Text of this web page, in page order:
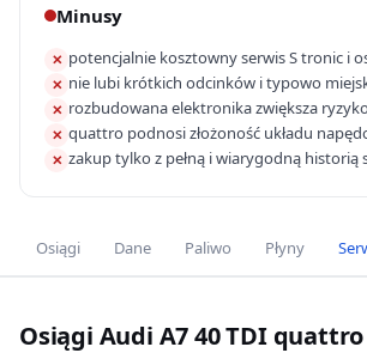
Minusy
✕ potencjalnie kosztowny serwis S tronic i
✕ nie lubi krótkich odcinków i typowo
✕ rozbudowana elektronika zwiększa
✕ quattro podnosi złożoność układu
✕ zakup tylko z pełną i wiarygodną historią
Osiągi Dane Paliwo Płyny
Osiągi Audi A7 40 TDI quattro